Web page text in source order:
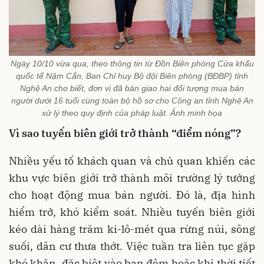
Ngày 10/10 vừa qua, theo thông tin từ Đồn Biên phòng Cửa khẩu
quốc tế Nậm Cắn, Ban Chỉ huy Bộ đội Biên phòng (BĐBP) tỉnh
Nghệ An cho biết, đơn vị đã bàn giao hai đối tượng mua bán
người dưới 16 tuổi cùng toàn bộ hồ sơ cho Công an tỉnh Nghệ An
xử lý theo quy định của pháp luật. Ảnh minh họa
Vì sao tuyến biên giới trở thành “điểm nóng”?
Nhiều yếu tố khách quan và chủ quan khiến các
khu vực biên giới trở thành môi trường lý tưởng
cho hoạt động mua bán người. Đó là, địa hình
hiểm trở, khó kiểm soát. Nhiều tuyến biên giới
kéo dài hàng trăm ki-lô-mét qua rừng núi, sông
suối, dân cư thưa thớt. Việc tuần tra liên tục gặp